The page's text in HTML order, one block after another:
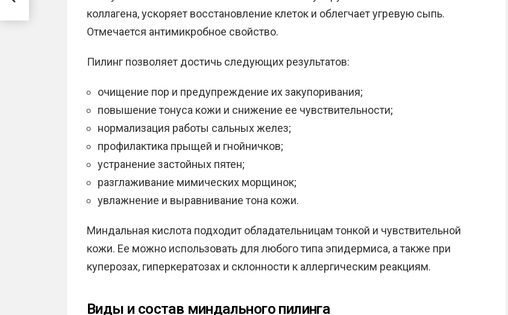
коллагена, ускоряет восстановление клеток и облегчает угревую сыпь.
Отмечается антимикробное свойство.
Пилинг позволяет достичь следующих результатов:
очищение пор и предупреждение их закупоривания;
повышение тонуса кожи и снижение ее чувствительности;
нормализация работы сальных желез;
профилактика прыщей и гнойничков;
устранение застойных пятен;
разглаживание мимических морщинок;
увлажнение и выравнивание тона кожи.
Миндальная кислота подходит обладательницам тонкой и чувствительной
кожи. Ее можно использовать для любого типа эпидермиса, а также при
куперозах, гиперкератозах и склонности к аллергическим реакциям.
Виды и состав миндального пилинга